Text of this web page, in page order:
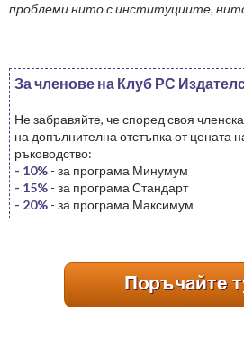
проблеми нито с институциите,
За членове на Клуб РС
Не забравяйте, че според своя
на допълнителна отстъпка от цената
ръководство:
- 10% - за програма Минумум
- 15% - за програма Стандарт
- 20% - за програма Максимум